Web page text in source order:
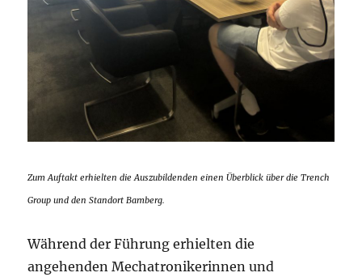
Zum Auftakt erhielten die Auszubildenden einen Überblick über die Trench
Group und den Standort Bamberg.
Während der Führung erhielten die
angehenden Mechatronikerinnen und